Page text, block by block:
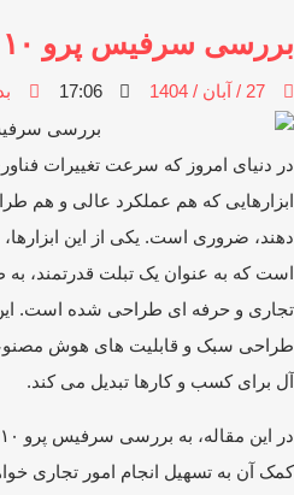
سرفیس پرو ۱۰
27 / آبان / 1404 17:06
دنیای امروز که سرعت تغییرات
که هم عملکرد عالی و هم
که به‌ عنوان یک تبلت قدرتمند، به
و حرفه ‌ای طراحی شده است. این
سبک و قابلیت‌ های هوش مصنوعی
برای کسب و کارها تبدیل می ‌کند.
آن به تسهیل انجام امور تجاری